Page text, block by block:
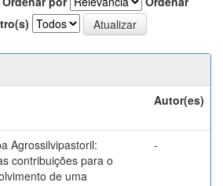
Autor(es)
Agrossilvipastoril:
contribuições para o
de uma
-